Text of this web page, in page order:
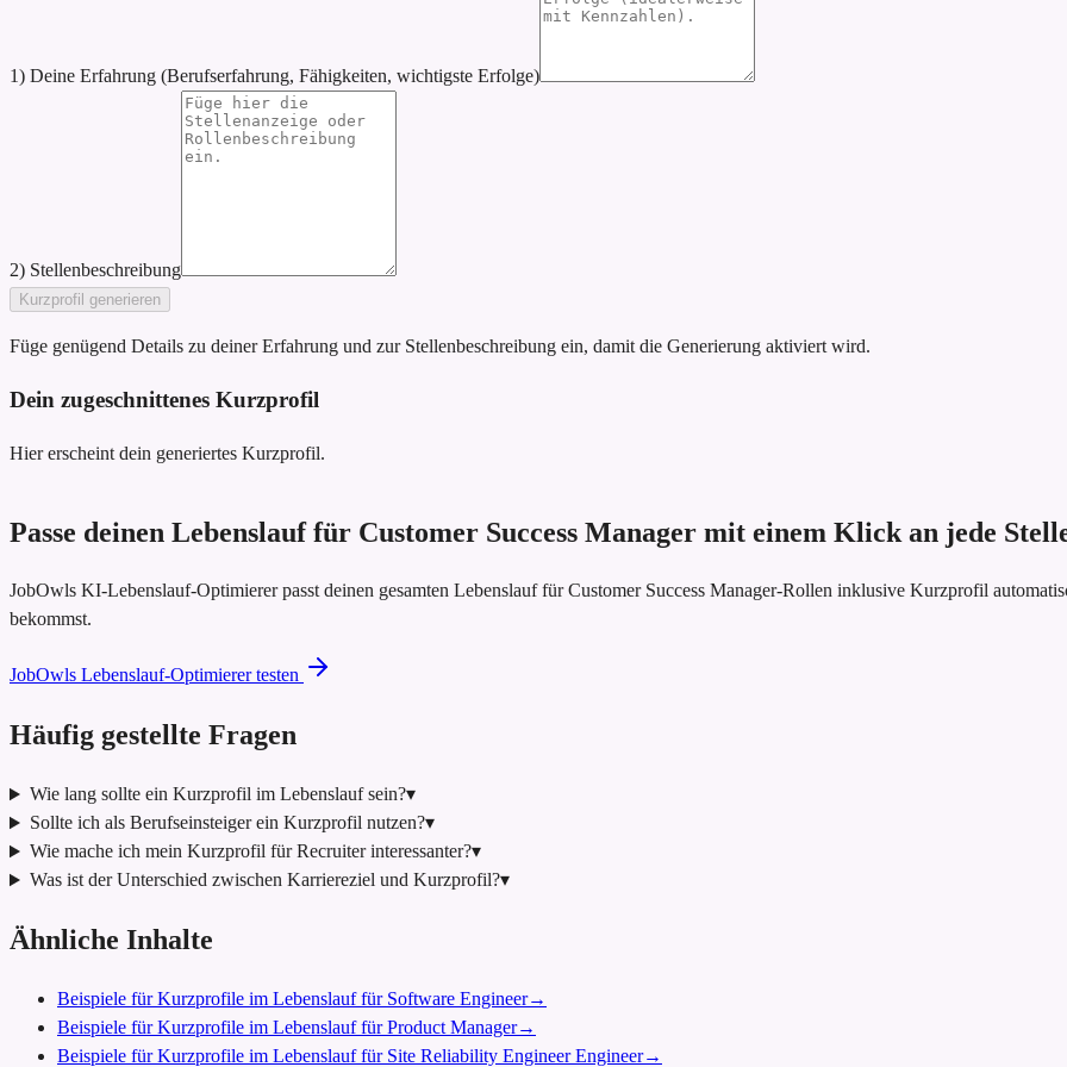
1) Deine Erfahrung (Berufserfahrung, Fähigkeiten, wichtigste Erfolge)
2) Stellenbeschreibung
Kurzprofil generieren
Füge genügend Details zu deiner Erfahrung und zur Stellenbeschreibung ein, damit die Generierung aktiviert wird.
Dein zugeschnittenes Kurzprofil
Hier erscheint dein generiertes Kurzprofil.
Passe deinen Lebenslauf für Customer Success Manager mit einem Klick an jede
JobOwls KI-Lebenslauf-Optimierer passt deinen gesamten Lebenslauf für Customer Success Manager-Rollen inklusive Kurzprofil
bekommst.
JobOwls Lebenslauf-Optimierer testen
Häufig gestellte Fragen
Wie lang sollte ein Kurzprofil im Lebenslauf sein?▾
Sollte ich als Berufseinsteiger ein Kurzprofil nutzen?▾
Wie mache ich mein Kurzprofil für Recruiter interessanter?▾
Was ist der Unterschied zwischen Karriereziel und Kurzprofil?▾
Ähnliche Inhalte
Beispiele für Kurzprofile im Lebenslauf für Software Engineer→
Beispiele für Kurzprofile im Lebenslauf für Product Manager→
Beispiele für Kurzprofile im Lebenslauf für Site Reliability Engineer Engineer→